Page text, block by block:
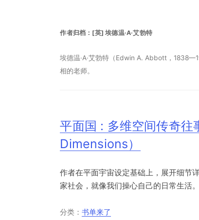
作者归档： [英] 埃德温·A·艾勃特
埃德温·A·艾勃特（Edwin A. Abbott，
相的老师。
平面国 : 多维空间传奇
Dimensions）
作者在平面宇宙设定基础上，展开细节
家社会，就像我们操心自己的日常生活
分类：书单来了